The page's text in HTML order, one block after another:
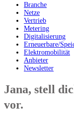
Branche
Netze
Vertrieb
Metering
Digitalisierung
Erneuerbare/
Elektromobilität
Anbieter
Newsletter
Jana, stell
vor.